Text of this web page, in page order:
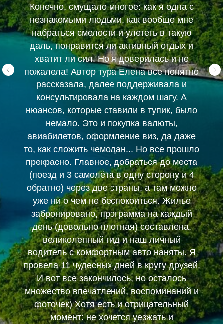
Конечно, смущало многое: как я одна с
незнакомыми людьми, как вообще мне
набраться смелости и улететь в такую
даль, понравится ли активный отдых и
хватит ли сил. Но я доверилась и не
пожалела! Автор тура Елена все понятно
рассказала, далее поддерживала и
консультировала на каждом шагу. А
нюансов, которые ставили в тупик, было
немало. Это и покупка валюты,
авиабилетов, оформление виз, да даже
то, как сложить чемодан... Но все прошло
прекрасно. Главное, добраться до места
(поезд и 3 самолёта в одну сторону и 4
обратно) через две страны, а там можно
уже ни о чем не беспокоиться. Жилье
забронировано, программа на каждый
день (довольно плотная) составлена,
великолепный гид и наш личный
водитель с комфортным авто наняты. Я
провела 11 чудесных дней в кругу друзей.
И вот все закончилось, но осталось
множество впечатлений, воспоминаний и
фоточек) Хотя есть и отрицательный
момент: не хочется уезжать и